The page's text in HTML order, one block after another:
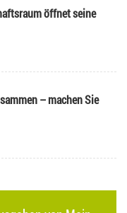
öffnet seine
– machen Sie